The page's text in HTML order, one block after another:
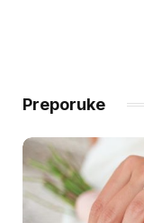
Preporuke